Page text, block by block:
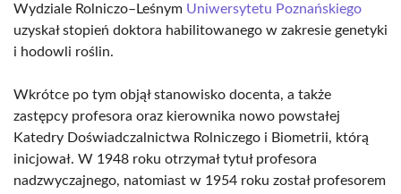
Wydziale Rolniczo–Leśnym Uniwersytetu Poznańskiego
uzyskał stopień doktora habilitowanego w zakresie genetyki
i hodowli roślin.
Wkrótce po tym objął stanowisko docenta, a także
zastępcy profesora oraz kierownika nowo powstałej
Katedry Doświadczalnictwa Rolniczego i Biometrii, którą
inicjował. W 1948 roku otrzymał tytuł profesora
nadzwyczajnego, natomiast w 1954 roku został profesorem